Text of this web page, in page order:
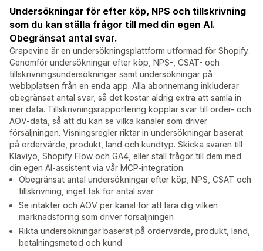
Undersökningar för efter köp, NPS och tillskrivning
som du kan ställa frågor till med din egen AI.
Obegränsat antal svar.
Grapevine är en undersökningsplattform utformad för Shopify.
Genomför undersökningar efter köp, NPS-, CSAT- och
tillskrivningsundersökningar samt undersökningar på
webbplatsen från en enda app. Alla abonnemang inkluderar
obegränsat antal svar, så det kostar aldrig extra att samla in
mer data. Tillskrivningsrapportering kopplar svar till order- och
AOV-data, så att du kan se vilka kanaler som driver
försäljningen. Visningsregler riktar in undersökningar baserat
på ordervärde, produkt, land och kundtyp. Skicka svaren till
Klaviyo, Shopify Flow och GA4, eller ställ frågor till dem med
din egen AI-assistent via vår MCP-integration.
Obegränsat antal undersökningar efter köp, NPS, CSAT och
tillskrivning, inget tak för antal svar
Se intäkter och AOV per kanal för att lära dig vilken
marknadsföring som driver försäljningen
Rikta undersökningar baserat på ordervärde, produkt, land,
betalningsmetod och kund